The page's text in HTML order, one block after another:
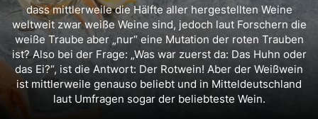
dass mittlerweile die Hälfte aller hergestellten Weine
weltweit zwar weiße Weine sind, jedoch laut Forschern die
weiße Traube aber „nur“ eine Mutation der roten Trauben
ist? Also bei der Frage: „Was war zuerst da: Das Huhn oder
das Ei?“, ist die Antwort: Der Rotwein! Aber der Weißwein
ist mittlerweile genauso beliebt und in Mitteldeutschland
laut Umfragen sogar der beliebteste Wein.